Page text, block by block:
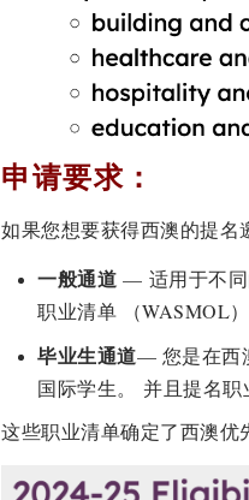
申请要求：
如果您想要获得西澳的提名
一般通道 — 适用于不同
职业清单 （WASMOL
毕业生通道— 您是在西
国际学生。 并且提名职
这些职业清单确定了西澳优